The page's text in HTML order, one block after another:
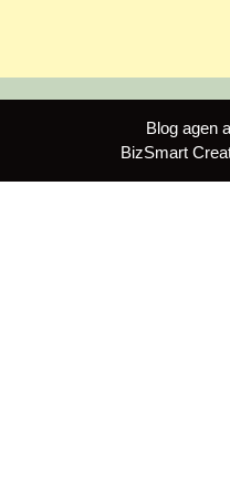
Blog agen
BizSmart